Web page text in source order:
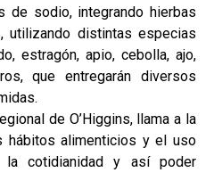
de sodio, integrando hierbas
utilizando distintas especias
estragón, apio, cebolla, ajo,
que entregarán diversos
de O’Higgins, llama a la
hábitos alimenticios y el uso
cotidianidad y así poder